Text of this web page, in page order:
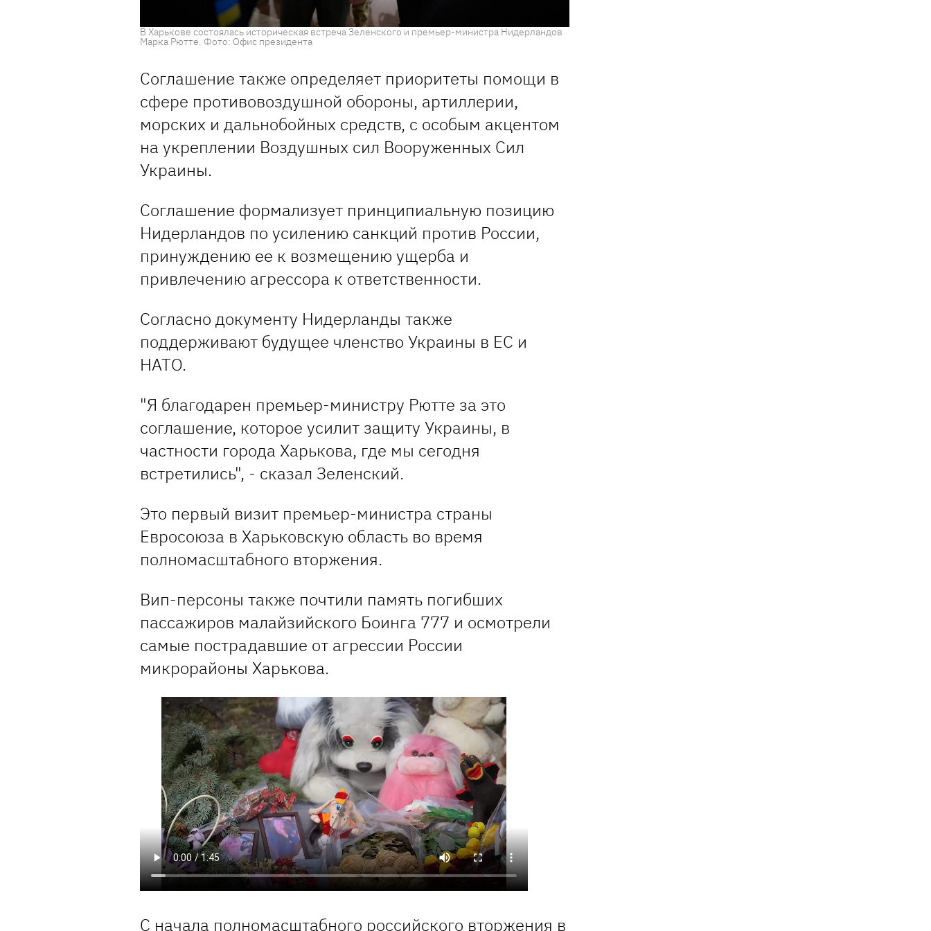
В Харькове состоялась историческая встреча Зеленского и премьер-министра Нидерландов
Марка Рютте. Фото: Офис президента
Соглашение также определяет приоритеты помощи в
сфере противовоздушной обороны, артиллерии,
морских и дальнобойных средств, с особым акцентом
на укреплении Воздушных сил Вооруженных Сил
Украины.
Соглашение формализует принципиальную позицию
Нидерландов по усилению санкций против России,
принуждению ее к возмещению ущерба и
привлечению агрессора к ответственности.
Согласно документу Нидерланды также
поддерживают будущее членство Украины в ЕС и
НАТО.
"Я благодарен премьер-министру Рютте за это
соглашение, которое усилит защиту Украины, в
частности города Харькова, где мы сегодня
встретились", - сказал Зеленский.
Это первый визит премьер-министра страны
Евросоюза в Харьковскую область во время
полномасштабного вторжения.
Вип-персоны также почтили память погибших
пассажиров малайзийского Боинга 777 и осмотрели
самые пострадавшие от агрессии России
микрорайоны Харькова.
С начала полномасштабного российского вторжения в